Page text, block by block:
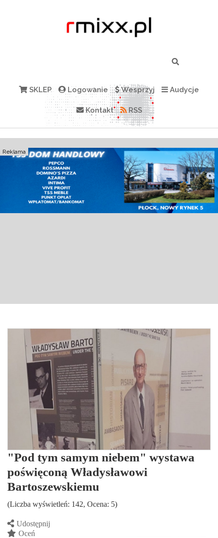
SKLEP Logowanie Wesprzyj Audycje
Kontakt RSS
Reklama
"Pod tym samym niebem" wystawa
poświęconą Władysławowi
Bartoszewskiemu
(Liczba wyświetleń: 142, Ocena: 5)
Udostępnij
Oceń